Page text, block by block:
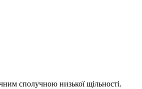
сполучною низької щільності.